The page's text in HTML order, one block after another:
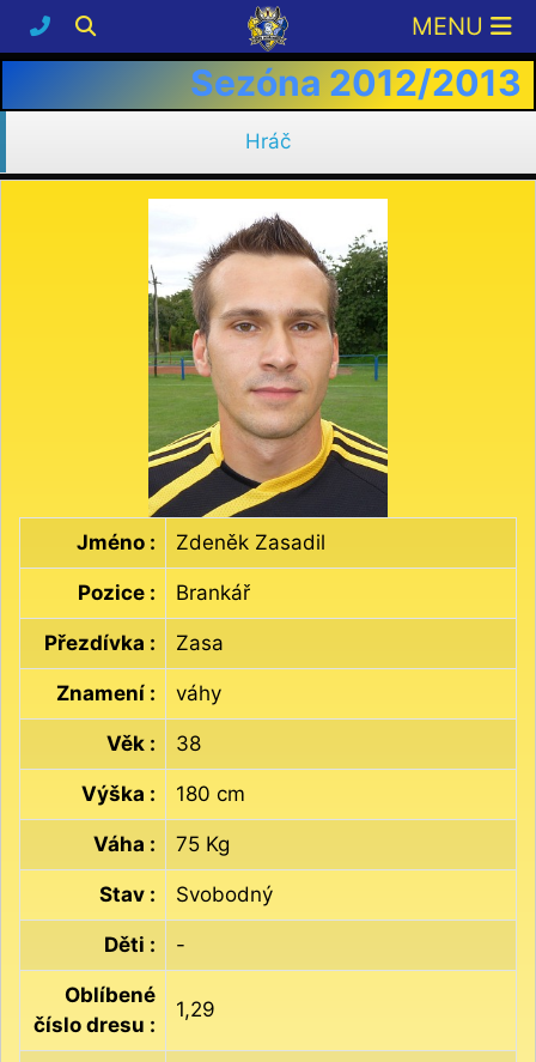
Sezóna 2012/2013
Hráč
Jméno : Zdeněk Zasadil
Pozice : Brankář
Přezdívka : Zasa
Znamení : váhy
Věk : 38
Výška : 180 cm
Váha : 75 Kg
Stav : Svobodný
Děti : -
Oblíbené
číslo dresu :
1,29